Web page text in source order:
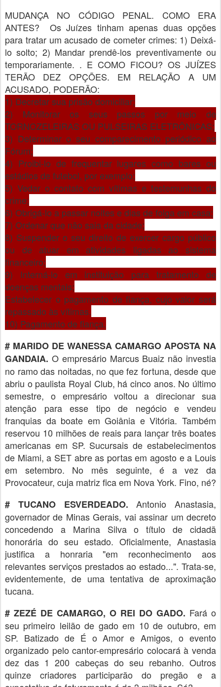
MUDANÇA NO CÓDIGO PENAL. COMO ERA
ANTES? Os Juízes tinham apenas duas opções
para tratar um acusado de cometer crimes: 1) Deixá-
lo solto; 2) Mandar prendê-los preventivamente ou
temporariamente. . E COMO FICOU? OS JUÍZES
TERÃO DEZ OPÇÕES. EM RELAÇÃO A UM
ACUSADO, PODERÃO:
1) Decretar sua prisão domiciliar;
2) Monitorar os seus passos por meio de
TORNOZELEIRAS OU PULSEIRAS ELETRÔNICAS;
3) Determinar o seu comparecimento periódico ao
Fórum;
4) Proibi-lo de frequentar lugares como bares ou
estádios de futebol, por exemplo;
5) Vedar o contato com vítimas e testemunhas do
crime;
6) Obrigá-lo a passar noites e dias de folga em casa;
7) Ordenar que não saia da cidade;
8) Suspender o seu direito de exercer cargo público
ou de atuar em atividades ligadas ao sistema
financeiro;
9) Interná-lo em instituição para tratamento de
doenças mentais;
Estabelecer o pagamento de fiança, cujo valor será
repassado às vítimas.
10) Pagamento de fiança.
# MARIDO DE WANESSA CAMARGO APOSTA NA
GANDAIA. O empresário Marcus Buaiz não investia
no ramo das noitadas, no que fez fortuna, desde que
abriu o paulista Royal Club, há cinco anos. No último
semestre, o empresário voltou a direcionar sua
atenção para esse tipo de negócio e vendeu
franquias da boate em Goiânia e Vitória. Também
reservou 10 milhões de reais para lançar três boates
americanas em SP. Sucursais de estabelecimentos
de Miami, a SET abre as portas em agosto e a Louis
em setembro. No mês seguinte, é a vez da
Provocateur, cuja matriz fica em Nova York. Fino, né?
# TUCANO ESVERDEADO. Antonio Anastasia,
governador de Minas Gerais, vai assinar um decreto
concedendo a Marina Silva o título de cidadã
honorária do seu estado. Oficialmente, Anastasia
justifica a honraria "em reconhecimento aos
relevantes serviços prestados ao estado...". Trata-se,
evidentemente, de uma tentativa de aproximação
tucana.
# ZEZÉ DE CAMARGO, O REI DO GADO. Fará o
seu primeiro leilão de gado em 10 de outubro, em
SP. Batizado de É o Amor e Amigos, o evento
organizado pelo cantor-empresário colocará à venda
dez das 1 200 cabeças do seu rebanho. Outros
quinze criadores participarão do pregão e a